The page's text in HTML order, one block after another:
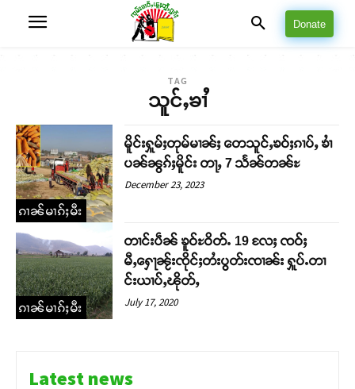
Donate
TAG
သူင်ႇၶၢႆ
ၵၢၼ်မၢၵ်ႈမီး
မိူင်းႁူမ်ႈတုမ်မၢၼ်ႈ တေသူင်ႇၶဝ်ႈၵၢပ်ႇ ၶၢႆ
ပၼ်ၼွၵ်ႈမိူင်း တႃႇ 7 သႅၼ်တၼ်ႊ
December 23, 2023
ၵၢၼ်မၢၵ်ႈမီး
တၢင်းပဵၼ် ၶူဝ်ႊဝိတ်ႉ 19 လႄႈ ၸဝ်ႈ
မီႇႁေႃၼႂ်းၸိုင်ႈတႆးပွတ်းၸၢၼ်း ႁူပ်ႉတၢ
င်းယၢပ်ႇၽိုတ်ႇ
July 17, 2020
Latest news